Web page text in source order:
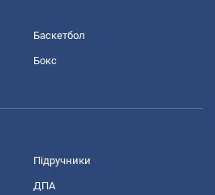
Баскетбол
Бокс
Підручники
ДПА